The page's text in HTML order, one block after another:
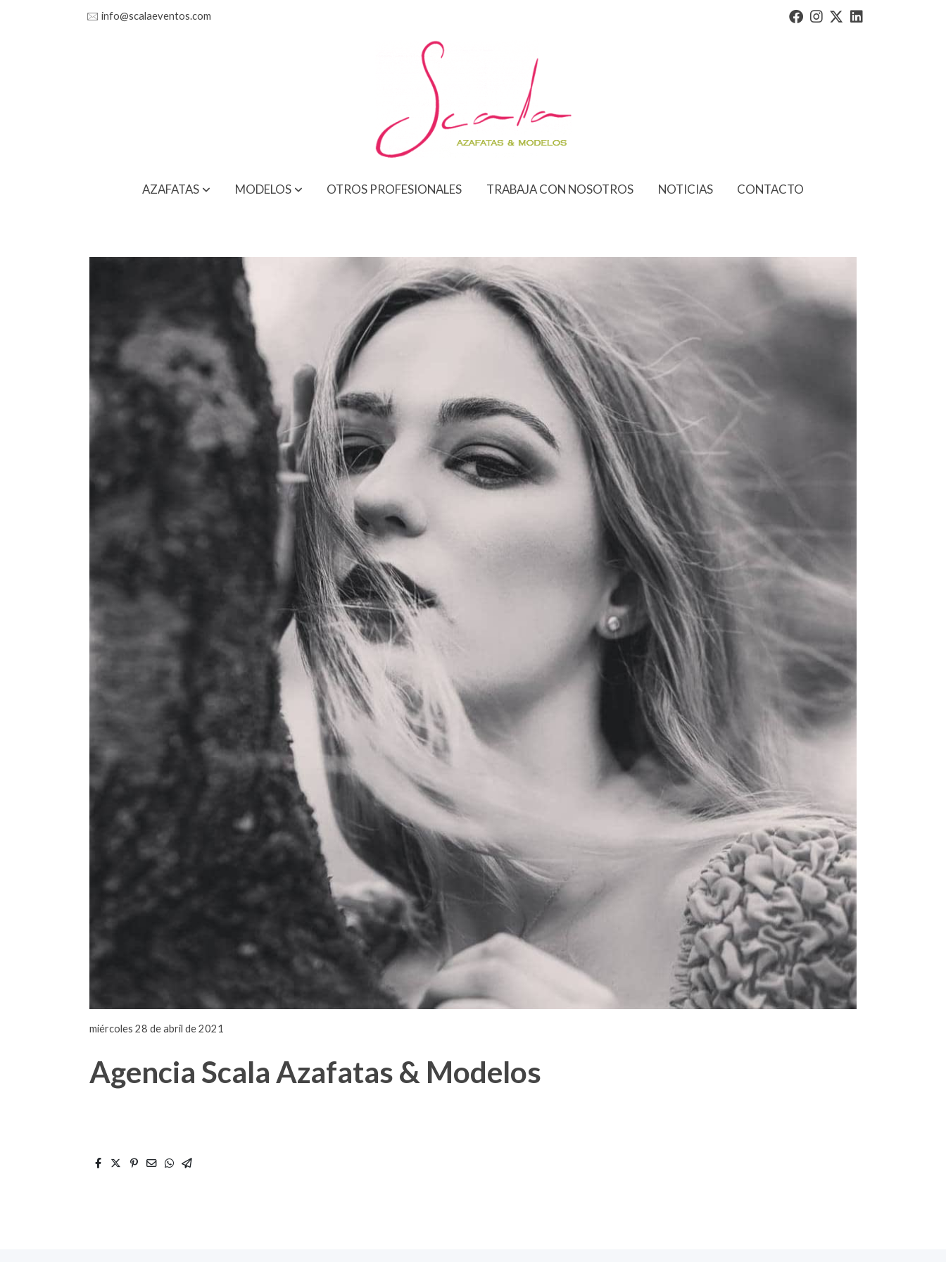
🖂 info@scalaeventos.com
AZAFATAS MODELOS OTROS PROFESIONALES TRABAJA CON NOSOTROS NOTICIAS CONTACTO
miércoles 28 de abril de 2021
Agencia Scala Azafatas & Modelos